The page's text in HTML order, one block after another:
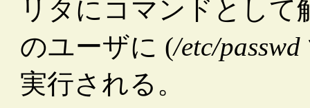
リタにコマンドとし
のユーザに (/etc/passwd
実行される。